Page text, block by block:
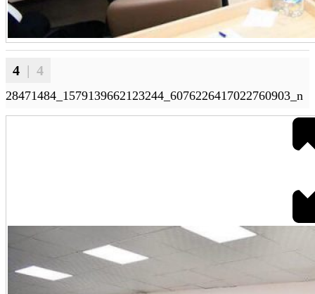
4 | 4
28471484_1579139662123244_6076226417022760903_n